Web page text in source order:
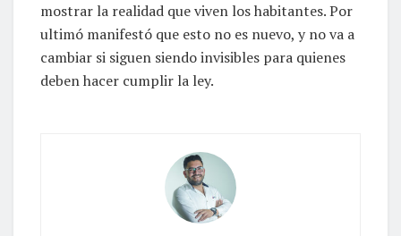
mostrar la realidad que viven los habitantes. Por
ultimó manifestó que esto no es nuevo, y no va a
cambiar si siguen siendo invisibles para quienes
deben hacer cumplir la ley.